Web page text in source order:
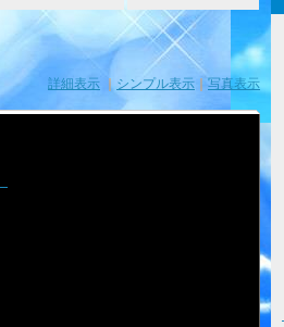
詳細表示 ｜ シンプル表示 写真表示